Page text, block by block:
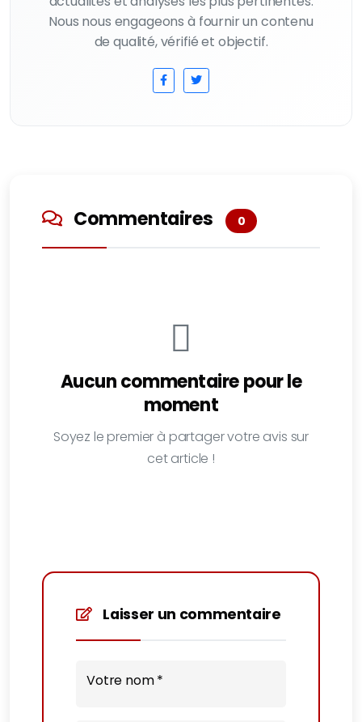
Nous nous engageons à fournir un contenu
de qualité, vérifié et objectif.
Commentaires 0
Aucun commentaire pour le
moment
Soyez le premier à partager votre avis sur
cet article !
Laisser un commentaire
Votre nom *